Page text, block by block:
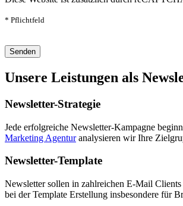
* Pflichtfeld
Unsere Leistungen als
Newsletter-Strategie
Jede erfolgreiche Newsletter-Kampagne
Marketing Agenturanalysieren wir Ihre
Newsletter-Template
Newsletter sollen in zahlreichen E-Mail
bei der Template Erstellung insbesondere für